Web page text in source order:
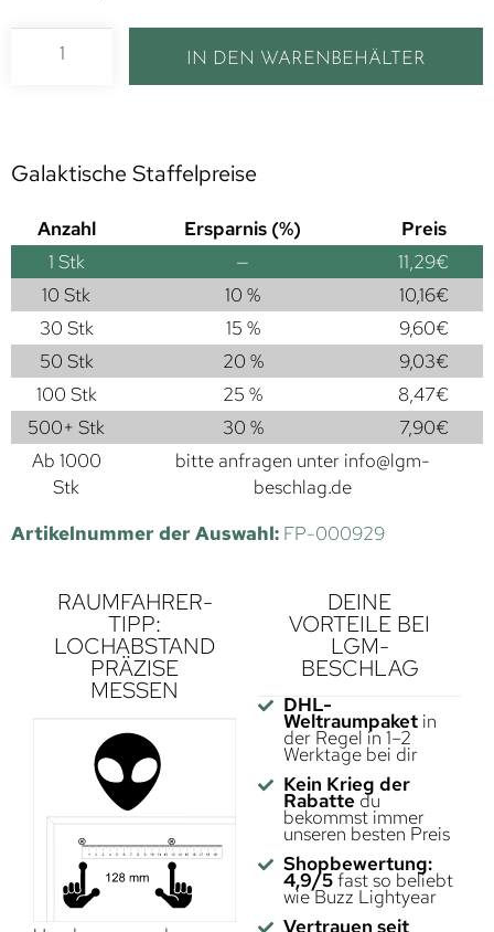
IN DEN WARENBEHÄLTER
Galaktische Staffelpreise
Anzahl Ersparnis (%)
Preis
1 Stk — 11,29€
10 Stk
10 % 10,16€
30 Stk
15 % 9,60€
50 Stk
20 % 9,03€
100 Stk
25 % 8,47€
500+ Stk
30 % 7,90€
Ab 1000
Stk
bitte anfragen unter info@lgm-
beschlag.de
Artikelnummer der Auswahl: FP-000929
RAUMFAHRER-
TIPP:
LOCHABSTAND
PRÄZISE
MESSEN
DEINE
VORTEILE BEI
LGM-
BESCHLAG
DHL-
Weltraumpaketin
der Regel in 1–2
Werktage bei dir
Kein Krieg der
Rabatte du
bekommst immer
unseren besten Preis
Shopbewertung:
4,9/5fast so beliebt
wie Buzz Lightyear
Vertrauen seit